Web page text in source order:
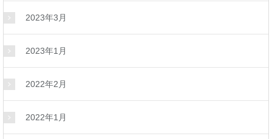
2023年3月
2023年1月
2022年2月
2022年1月